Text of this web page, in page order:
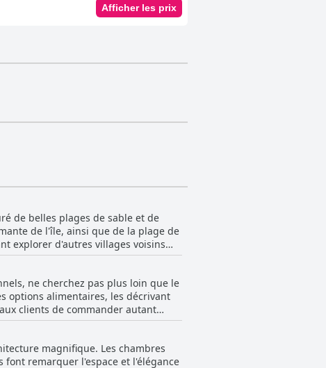
Afficher les prix
de belles plages de sable et de
de l'île, ainsi que de la plage de
explorer d'autres villages voisins
entouré de chantiers de
aux clients d'avoir une
son éloignement du cœur de
vacances idéale pour ceux qui
ne cherchez pas plus loin que le
options alimentaires, les décrivant
clients de commander autant
et des produits locaux. En outre,
clubs sandwichs. Les clients
les gaufres et des options
est impeccable et le personnel est
magnifique. Les chambres
font remarquer l'espace et l'élégance